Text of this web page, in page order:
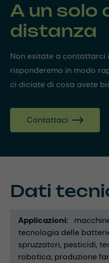
A un solo
distanza
Non esitate a contattarci
risponderemo in modo
ci diciate di cosa avete
Contattaci
Dati
Applicazioni
tecnologia delle
spruzzatori pesticidi
robotica produzione